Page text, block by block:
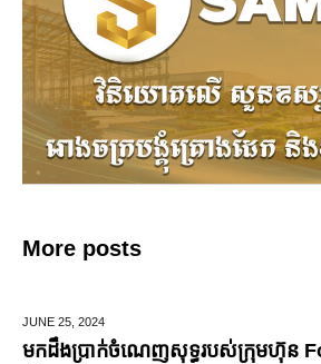
More posts
2024
រាក់ចំណេញសុទ្ធរបស់ក្រុមហ៊ុន Ford ពីឆ្